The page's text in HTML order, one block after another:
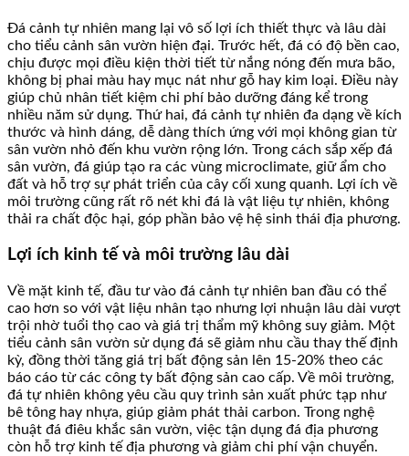
Đá cảnh tự nhiên mang lại vô số lợi ích thiết thực và lâu dài
cho tiểu cảnh sân vườn hiện đại. Trước hết, đá có độ bền cao,
chịu được mọi điều kiện thời tiết từ nắng nóng đến mưa bão,
không bị phai màu hay mục nát như gỗ hay kim loại. Điều này
giúp chủ nhân tiết kiệm chi phí bảo dưỡng đáng kể trong
nhiều năm sử dụng. Thứ hai, đá cảnh tự nhiên đa dạng về kích
thước và hình dáng, dễ dàng thích ứng với mọi không gian từ
sân vườn nhỏ đến khu vườn rộng lớn. Trong cách sắp xếp đá
sân vườn, đá giúp tạo ra các vùng microclimate, giữ ẩm cho
đất và hỗ trợ sự phát triển của cây cối xung quanh. Lợi ích về
môi trường cũng rất rõ nét khi đá là vật liệu tự nhiên, không
thải ra chất độc hại, góp phần bảo vệ hệ sinh thái địa phương.
Lợi ích kinh tế và môi trường lâu dài
Về mặt kinh tế, đầu tư vào đá cảnh tự nhiên ban đầu có thể
cao hơn so với vật liệu nhân tạo nhưng lợi nhuận lâu dài vượt
trội nhờ tuổi thọ cao và giá trị thẩm mỹ không suy giảm. Một
tiểu cảnh sân vườn sử dụng đá sẽ giảm nhu cầu thay thế định
kỳ, đồng thời tăng giá trị bất động sản lên 15-20% theo các
báo cáo từ các công ty bất động sản cao cấp. Về môi trường,
đá tự nhiên không yêu cầu quy trình sản xuất phức tạp như
bê tông hay nhựa, giúp giảm phát thải carbon. Trong nghệ
thuật đá điêu khắc sân vườn, việc tận dụng đá địa phương
còn hỗ trợ kinh tế địa phương và giảm chi phí vận chuyển.